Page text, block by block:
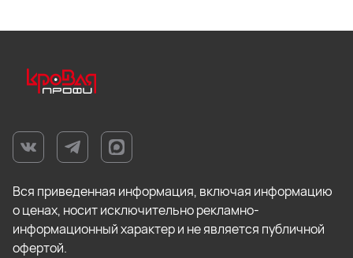
Вся приведенная информация, включая информацию
о ценах, носит исключительно рекламно-
информационный характер и не является публичной
офертой.